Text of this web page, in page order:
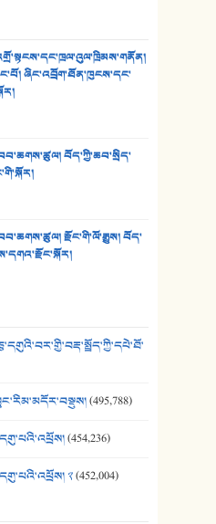
- ཟླ་སྒྲོན།
- ཟླ་སྒྲོན།
ཟླ་སྒྲོན།
ཞིང་འབྲོག་ཐོན་ཁུངས་དང་
བོད་ཀྱི་ཆབ་སྲིད་
རྫོང་གི་ལོ་རྒྱུས། བོད་
(495,788)
(454,236)
༢(452,004)